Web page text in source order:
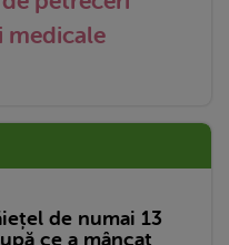
medicale
de numai 13
ce a mâncat